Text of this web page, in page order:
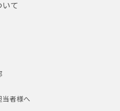
て
当者様へ